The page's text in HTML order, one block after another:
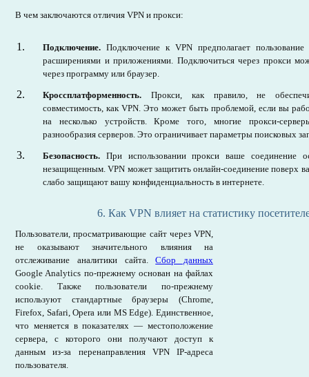
В чем заключаются отличия VPN и прокси:
Подключение. Подключение к VPN предполагает
расширениями и приложениями. Подключиться через прокси
через программу или браузер.
Кроссплатформенность. Прокси, как правило, не
совместимость, как VPN. Это может быть проблемой, если вы
на несколько устройств. Кроме того, многие прокси-
разнообразия серверов. Это ограничивает параметры поисковых
Безопасность. При использовании прокси ваше соединение
незащищенным. VPN может защитить онлайн-соединение поверх
слабо защищают вашу конфиденциальность в интернете.
6. Как VPN влияет на статистику
Пользователи, просматривающие сайт через VPN,
не оказывают значительного влияния на
отслеживание аналитики сайта.Сбор данных
Google Analytics по-прежнему основан на файлах
cookie. Также пользователи по-прежнему
используют стандартные браузеры (Chrome,
Firefox, Safari, Opera или MS Edge). Единственное,
что меняется в показателях — местоположение
сервера, с которого они получают доступ к
данным из-за перенаправления VPN IP-адреса
пользователя.